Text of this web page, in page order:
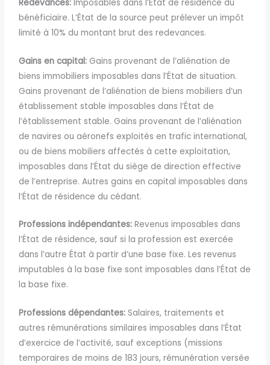
Redevances: Imposables dans l’État de résidence du
bénéficiaire. L’État de la source peut prélever un impôt
limité à 10% du montant brut des redevances.
Gains en capital: Gains provenant de l’aliénation de
biens immobiliers imposables dans l’État de situation.
Gains provenant de l’aliénation de biens mobiliers d’un
établissement stable imposables dans l’État de
l’établissement stable. Gains provenant de l’aliénation
de navires ou aéronefs exploités en trafic international,
ou de biens mobiliers affectés à cette exploitation,
imposables dans l’État du siège de direction effective
de l’entreprise. Autres gains en capital imposables dans
l’État de résidence du cédant.
Professions indépendantes: Revenus imposables dans
l’État de résidence, sauf si la profession est exercée
dans l’autre État à partir d’une base fixe. Les revenus
imputables à la base fixe sont imposables dans l’État de
la base fixe.
Professions dépendantes: Salaires, traitements et
autres rémunérations similaires imposables dans l’État
d’exercice de l’activité, sauf exceptions (missions
temporaires de moins de 183 jours, rémunération versée